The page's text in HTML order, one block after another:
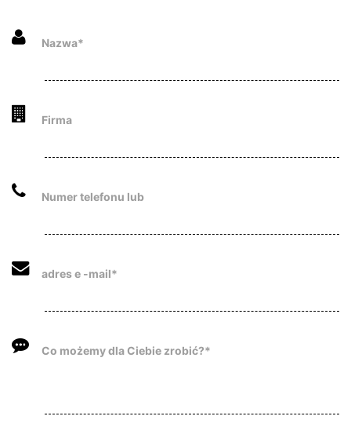
Nazwa*
Firma
Numer telefonu lub
adres e -mail*
Co możemy dla Ciebie zrobić?*